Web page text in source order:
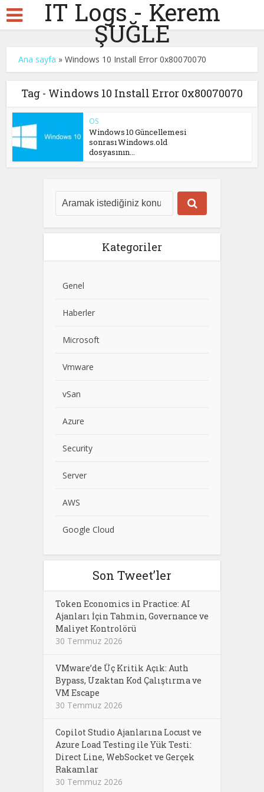
IT Logs - Kerem
ŞUĞLE
Ana sayfa »Windows 10 Install Error 0x80070070
Tag - Windows 10 Install Error 0x80070070
OS
Windows 10 Güncellemesi
sonrası Windows.old
dosyasının...
Kategoriler
Genel
Haberler
Microsoft
Vmware
vSan
Azure
Security
Server
AWS
Google Cloud
Son Tweet’ler
Token Economics in Practice: AI
Ajanları İçin Tahmin, Governance ve
Maliyet Kontrolörü
30 Temmuz 2026
VMware’de Üç Kritik Açık: Auth
Bypass, Uzaktan Kod Çalıştırma ve
VM Escape
30 Temmuz 2026
Copilot Studio Ajanlarına Locust ve
Azure Load Testing ile Yük Testi:
Direct Line, WebSocket ve Gerçek
Rakamlar
30 Temmuz 2026